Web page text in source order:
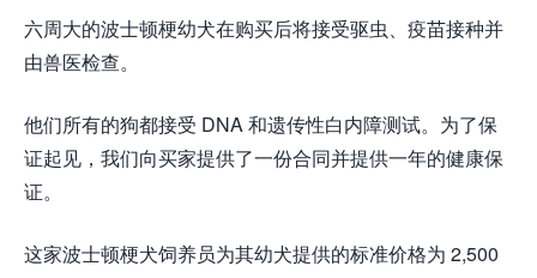
六周大的波士顿梗幼犬在购买后将接受驱虫、疫苗接种并
由兽医检查。
他们所有的狗都接受 DNA 和遗传性白内障测试。为了保
证起见，我们向买家提供了一份合同并提供一年的健康保
证。
这家波士顿梗犬饲养员为其幼犬提供的标准价格为 2,500